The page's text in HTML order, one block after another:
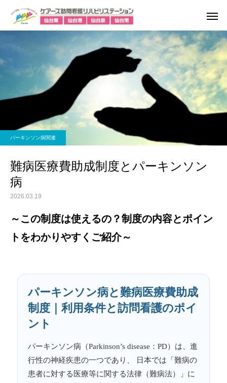
パーキンソン病関連
難病医療費助成制度とパーキンソン
病
2026.03.19
～この制度は使えるの？制度の内容とポイン
トをわかりやすくご紹介～
パーキンソン病と難病医療費助成
制度｜利用条件と訪問看護のポイ
ント
パーキンソン病（Parkinson’s disease：PD）は、進
行性の神経疾患の一つであり、 日本では「難病の
患者に対する医療等に関する法律（難病法）」に